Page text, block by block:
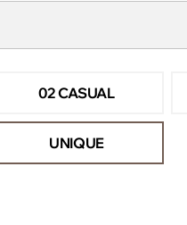
02 CASUAL
UNIQUE